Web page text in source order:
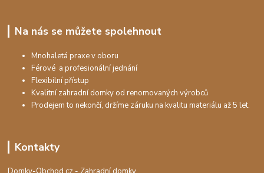
Na nás se můžete spolehnout
Mnohaletá praxe v oboru
Férové a profesionální jednání
Flexibilní přístup
Kvalitní zahradní domky od renomovaných výrobců
Prodejem to nekončí, držíme záruku na kvalitu materiálu až 5 let.
Kontakty